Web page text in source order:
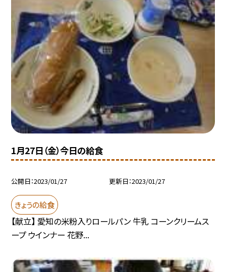
1月27日（金）今日の給食
公開日 2023/01/27 更新日 2023/01/27
きょうの給食
【献立】 愛知の米粉入りロールパン 牛乳 コーンクリームス
ープ ウインナー 花野...